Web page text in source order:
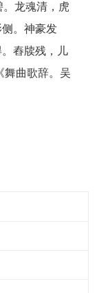
龙魂清，虎
。神豪发
舂牍残，儿
舞曲歌辞。吴